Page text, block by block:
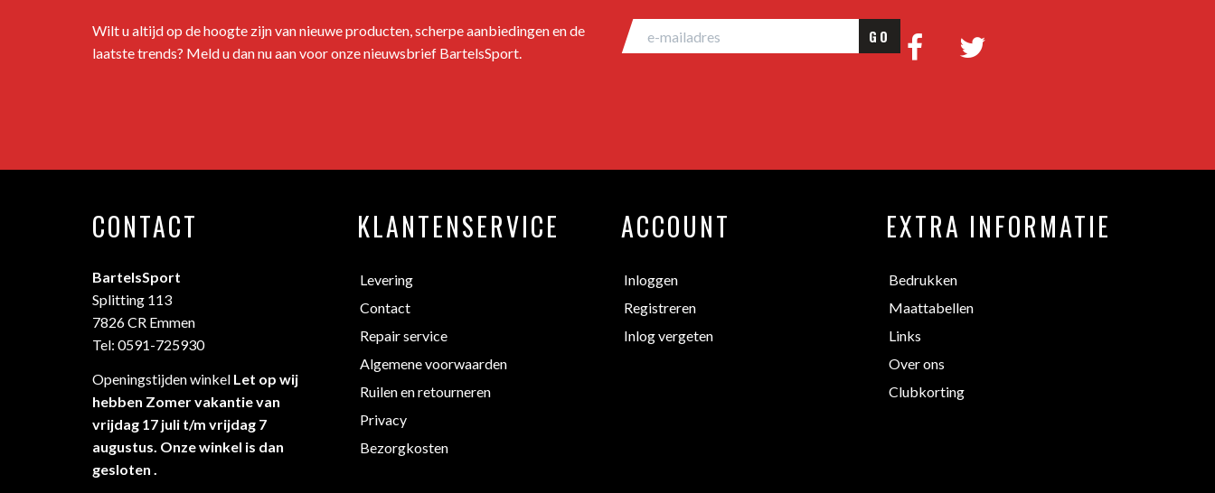
Wilt u altijd op de hoogte zijn van nieuwe producten, scherpe aanbiedingen en de
laatste trends? Meld u dan nu aan voor onze nieuwsbrief BartelsSport.
GO
CONTACT
BartelsSport
Splitting 113
7826 CR Emmen
Tel: 0591-725930
Openingstijden winkel Let op wij
hebben Zomer vakantie van
vrijdag 17 juli t/m vrijdag 7
augustus. Onze winkel is dan
gesloten .
KLANTENSERVICE
Levering
Contact
Repair service
Algemene voorwaarden
Ruilen en retourneren
Privacy
Bezorgkosten
ACCOUNT
Inloggen
Registreren
Inlog vergeten
EXTRA INFORMATIE
Bedrukken
Maattabellen
Links
Over ons
Clubkorting